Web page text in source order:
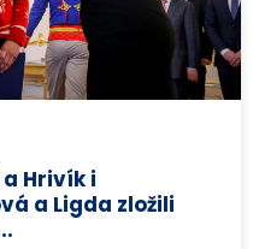
Hrivík i
a Ligda zložili